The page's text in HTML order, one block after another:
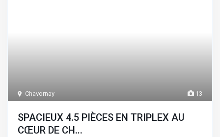
13
Chavornay
SPACIEUX 4.5 PIÈCES EN TRIPLEX AU
CŒUR DE CH...